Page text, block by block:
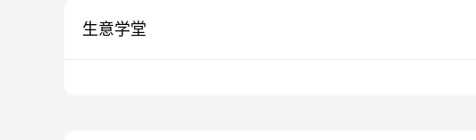
生意学堂